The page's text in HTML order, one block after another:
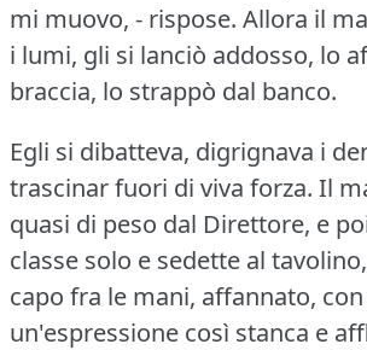
mi muovo, - rispose. Allora il
i lumi, gli si lanciò addosso, lo
braccia, lo strappò dal banco.
Egli si dibatteva, digrignava i
trascinar fuori di viva forza. Il
quasi di peso dal Direttore, e
classe solo e sedette al
capo fra le mani, affannato, con
un'espressione così stanca e